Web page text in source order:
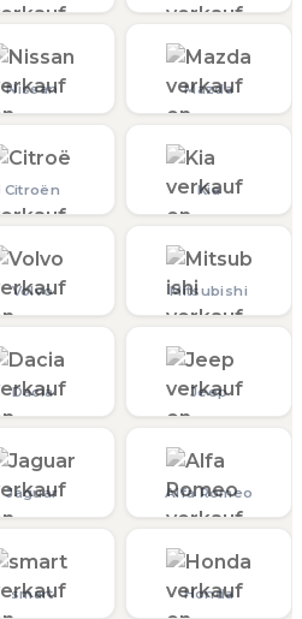
Nissan Mazda
Citroën Kia
Volvo Mitsubishi
Dacia Jeep
Jaguar Alfa Romeo
smart Honda